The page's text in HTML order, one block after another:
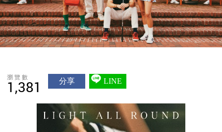
瀏覽數
1,381 分享 LINE